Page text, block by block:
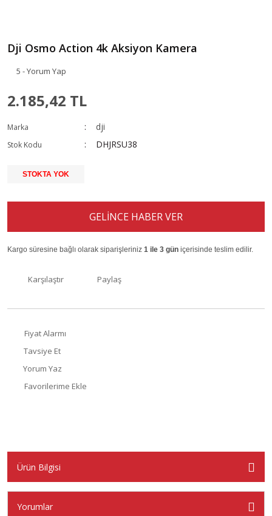
Dji Osmo Action 4k Aksiyon Kamera
5 - Yorum Yap
2.185,42 TL
Marka dji
Stok Kodu DHJRSU38
STOKTA YOK
GELİNCE HABER VER
Kargo süresine bağlı olarak siparişleriniz 1 ile 3 gün içerisinde teslim edilir.
Karşılaştır Paylaş
Fiyat Alarmı
Tavsiye Et
Yorum Yaz
Ürün Bilgisi
Yorumlar